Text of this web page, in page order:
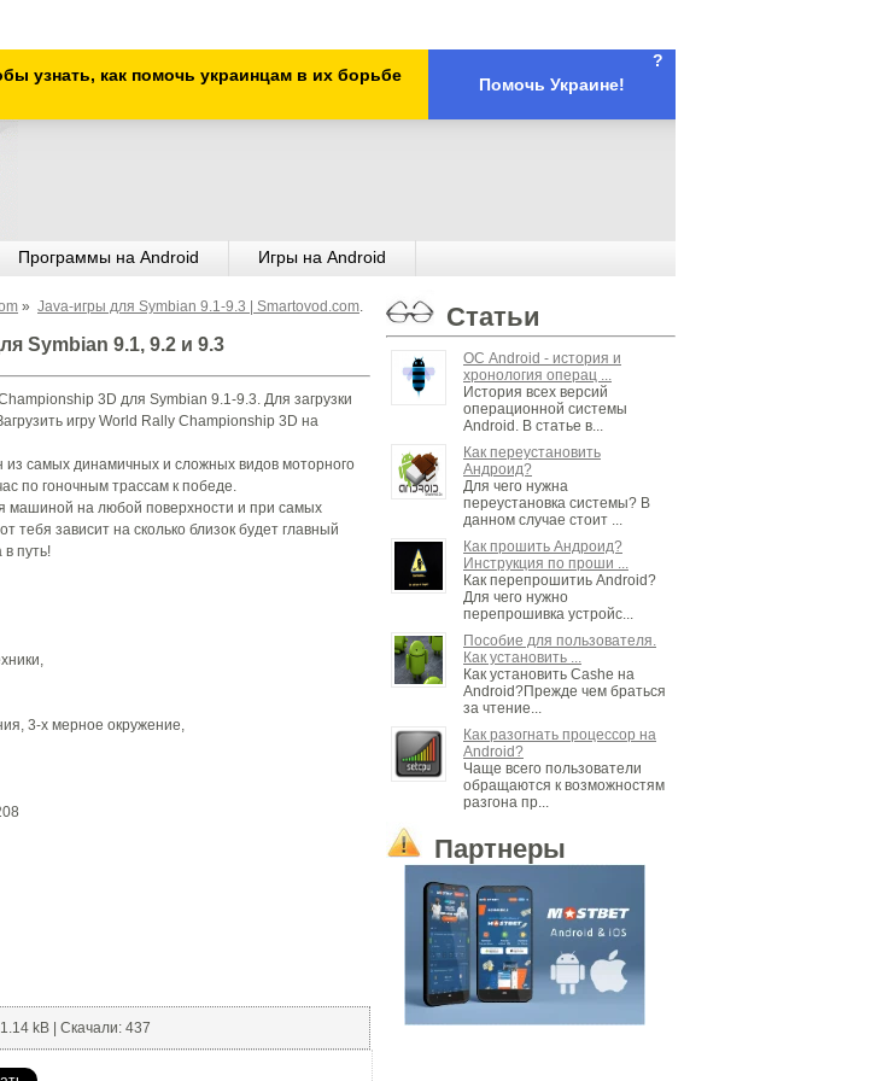
узнать, как помочь украинцам в их борьбе
Помочь Украине!
?
Программы на Android Игры на Android
» Java-игры для Symbian 9.1-9.3 | Smartovod.com.
Symbian 9.1, 9.2 и 9.3
3D для Symbian 9.1-9.3. Для загрузки
игру World Rally Championship 3D на
самых динамичных и сложных видов моторного
по гоночным трассам к победе.
машиной на любой поверхности и при самых
тебя зависит на сколько близок будет главный
путь!
3-х мерное окружение,
kB | Скачали: 437
Статьи
ОС Android - история и
хронология операц ...
История всех версий
операционной системы
Android. В статье в...
Как переустановить
Андроид?
Для чего нужна
переустановка системы? В
данном случае стоит ...
Как прошить Андроид?
Инструкция по проши ...
Как перепрошитиь Android?
Для чего нужно
перепрошивка устройс...
Пособие для пользователя.
Как установить ...
Как установить Cashe на
Android?Прежде чем браться
за чтение...
Как разогнать процессор на
Android?
Чаще всего пользователи
обращаются к возможностям
разгона пр...
Партнеры